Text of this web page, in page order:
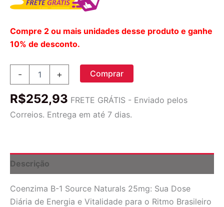
Compre 2 ou mais unidades desse produto e ganhe
10% de desconto.
-
Source
25mg:
com
Sublingual
Rápida
+ Comprar
R$252,93 FRETE GRÁTIS - Enviado pelos
Correios. Entrega em até 7 dias.
Descrição
Coenzima B-1 Source Naturals 25mg: Sua Dose
Diária de Energia e Vitalidade para o Ritmo Brasileiro